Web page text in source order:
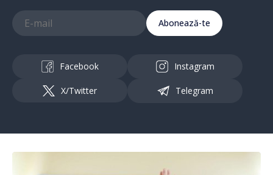
Abonează-te
Facebook Instagram
X/Twitter Telegram